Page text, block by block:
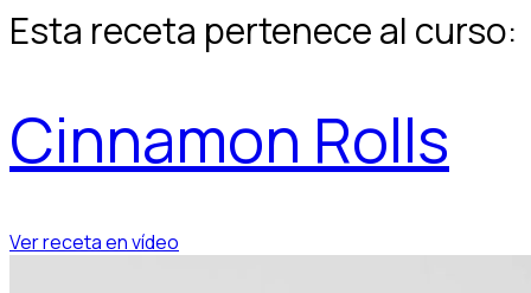
Esta receta pertenece al curso:
Cinnamon Rolls
Ver receta en vídeo